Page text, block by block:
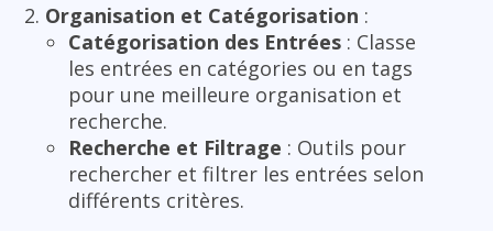
Organisation et Catégorisation :
Catégorisation des Entrées : Classe
les entrées en catégories ou en tags
pour une meilleure organisation et
recherche.
Recherche et Filtrage : Outils pour
rechercher et filtrer les entrées selon
différents critères.